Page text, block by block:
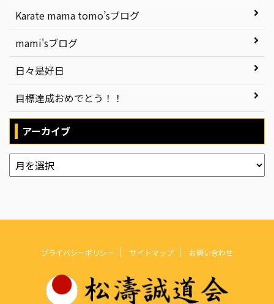
Karate mama tomo’sブログ
mami'sブログ
日々是好日
目標達成おめでとう！！
アーカイブ
プライバシーポリシー サイトマップ お問い合わせ